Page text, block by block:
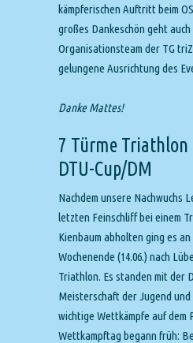
kämpferischen Auftritt beim
großes Dankeschön geht auch
Organisationsteam der TG
gelungene Ausrichtung des
Danke Mattes!
7 Türme Triathlon
DTU-Cup/DM
Nachdem unsere Nachwuchs
letzten Feinschliff bei einem
Kienbaum abholten ging es
Wochenende (14.06.) nach
Triathlon. Es standen mit der
Meisterschaft der Jugend und
wichtige Wettkämpfe auf dem
Wettkampftag begann früh: